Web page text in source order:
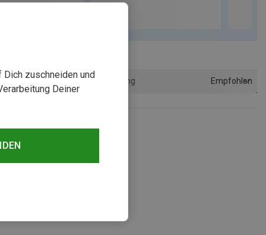
Sortierung Empfohlen
zuschneiden und
Deiner